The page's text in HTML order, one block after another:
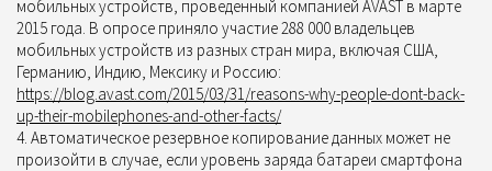
мобильных устройств, проведенный компанией AVAST в марте
2015 года. В опросе приняло участие 288 000 владельцев
мобильных устройств из разных стран мира, включая США,
Германию, Индию, Мексику и Россию:
https://blog.avast.com/2015/03/31/reasons-why-people-dont-back-
up-their-mobilephones-and-other-facts/
Автоматическое резервное копирование данных может не
произойти в случае, если уровень заряда батареи смартфона